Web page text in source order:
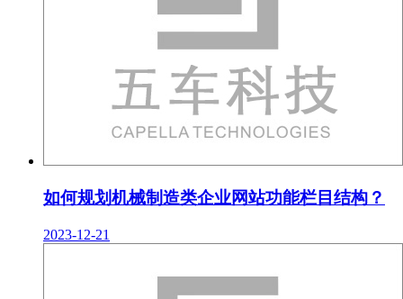
如何规划机械制造类企业网站功能栏目结构？
2023-12-21